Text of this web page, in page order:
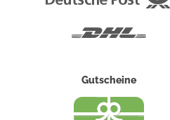
Gutscheine